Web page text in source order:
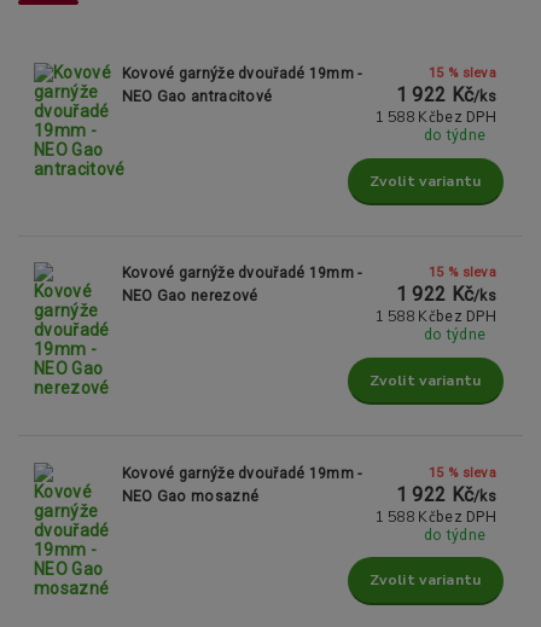
Kovové garnýže dvouřadé 19mm -
NEO Gao antracitové
15 % sleva
1 922 Kč/ks
1 588 Kč bez DPH
do týdne
Zvolit variantu
Kovové garnýže dvouřadé 19mm -
NEO Gao nerezové
15 % sleva
1 922 Kč/ks
1 588 Kč bez DPH
do týdne
Zvolit variantu
Kovové garnýže dvouřadé 19mm -
NEO Gao mosazné
15 % sleva
1 922 Kč/ks
1 588 Kč bez DPH
do týdne
Zvolit variantu